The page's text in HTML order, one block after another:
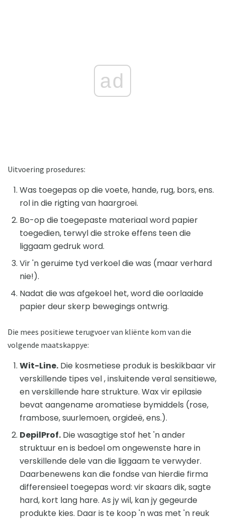
ad
Uitvoering prosedures:
Was toegepas op die voete, hande, rug, bors, ens.
rol in die rigting van haargroei.
Bo-op die toegepaste materiaal word papier
toegedien, terwyl die stroke effens teen die
liggaam gedruk word.
Vir 'n geruime tyd verkoel die was (maar verhard
nie!).
Nadat die was afgekoel het, word die oorlaaide
papier deur skerp bewegings ontwrig.
Die mees positiewe terugvoer van kliënte kom van die
volgende maatskappye:
Wit-Line. Die kosmetiese produk is beskikbaar vir
verskillende tipes vel , insluitende veral sensitiewe,
en verskillende hare strukture. Wax vir epilasie
bevat aangename aromatiese bymiddels (rose,
frambose, suurlemoen, orgideë, ens.).
DepilProf. Die wasagtige stof het 'n ander
struktuur en is bedoel om ongewenste hare in
verskillende dele van die liggaam te verwyder.
Daarbenewens kan die fondse van hierdie firma
differensieel toegepas word: vir skaars dik, sagte
hard, kort lang hare. As jy wil, kan jy gegeurde
produkte kies. Daar is te koop 'n was met 'n reuk